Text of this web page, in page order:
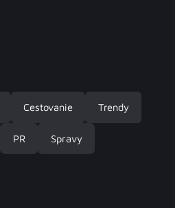
Cestovanie Trendy
PR Spravy